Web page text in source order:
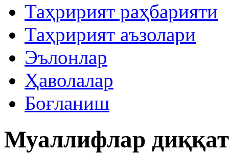
Таҳририят раҳбарияти
Таҳририят аъзолари
Эълонлар
Ҳаволалар
Боғланиш
Муаллифлар